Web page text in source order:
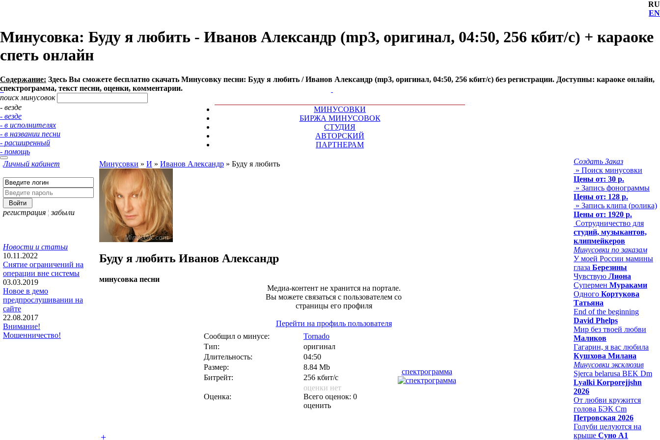
RU
EN
Минусовка: Буду я любить - Иванов Александр (mp3, оригинал, 04:50, 256 кбит/с) + караоке
спеть онлайн
Содержание: Здесь Вы сможете бесплатно cкачать Минусовку песни: Буду я любить / Иванов Александр (mp3, оригинал, 04:50, 256 кбит/с) без регистрации. Доступны: караоке онлайн,
спектрограмма, текст песни, оценки, комментарии.
поиск минусовок
- везде
- везде
- в исполнителях
- в названии песни
- расширенный
- помощь
МИНУСОВКИ
БИРЖА МИНУСОВОК
СТУДИЯ
АВТОРСКИЙ
ПАРТНЕРАМ
Личный кабинет
регистрация ¦ забыли
Новости и статьи
10.11.2022
Снятие ограничений на
операции вне системы
03.03.2019
Новое в демо
предпрослушивании на
сайте
22.08.2017
Внимание!
Мошенничество!
Минусовки » И » Иванов Александр » Буду я любить
Буду я любить Иванов Александр
минусовка песни
Медиа-контент не хранится на портале.
Вы можете связаться с пользователем со
страницы его профиля
Перейти на профиль пользователя
Сообщил о минусе:
Tornado
Тип:
оригинал
спектрограмма
Длительность:
04:50
Размер:
8.84 Mb
Битрейт:
256 кбит/с
Оценка:
оценки нет
Всего оценок: 0
оценить
+
Создать Заказ
» Поиск минусовки
Цены от: 30 р.
» Запись фонограммы
Цены от: 128 р.
» Запись клипа (ролика)
Цены от: 1920 р.
Сотрудничество для
студий, музыкантов,
клипмейкеров
Минусовки по заказам
У моей России мамины
глаза Березины
Чувствую Лиона
Супермен Мураками
Одного Кортукова
Татьяна
End of the beginning
David Phelps
Мир без твоей любви
Маликов
Гагарин, я вас любила
Кушхова Милана
Минусовки эксклюзив
Sjerca belarusa BEK Dm
Lyalki Korporejjshn
2026
От любви кружится
голова БЭК Cm
Петровская 2026
Голуби целуются на
крыше Суно А1